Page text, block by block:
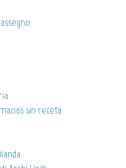
sin receta